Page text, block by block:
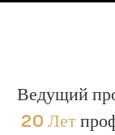
Ведущий
20 Лет